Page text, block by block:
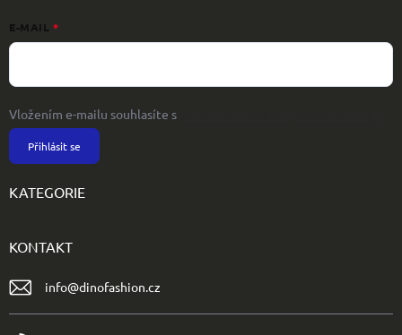
E-MAIL
Vložením e-mailu souhlasíte s
Přihlásit se
KATEGORIE
KONTAKT
info@dinofashion.cz